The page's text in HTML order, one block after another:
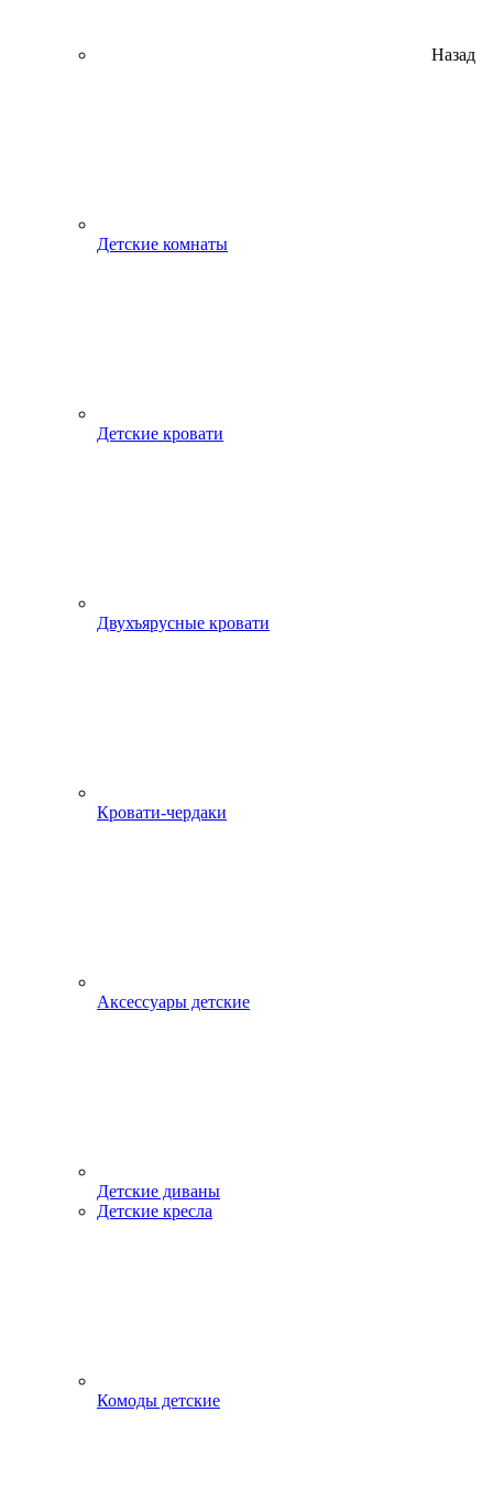
Назад
Детские комнаты
Детские кровати
Двухъярусные кровати
Кровати-чердаки
Аксессуары детские
Детские диваны
Детские кресла
Комоды детские